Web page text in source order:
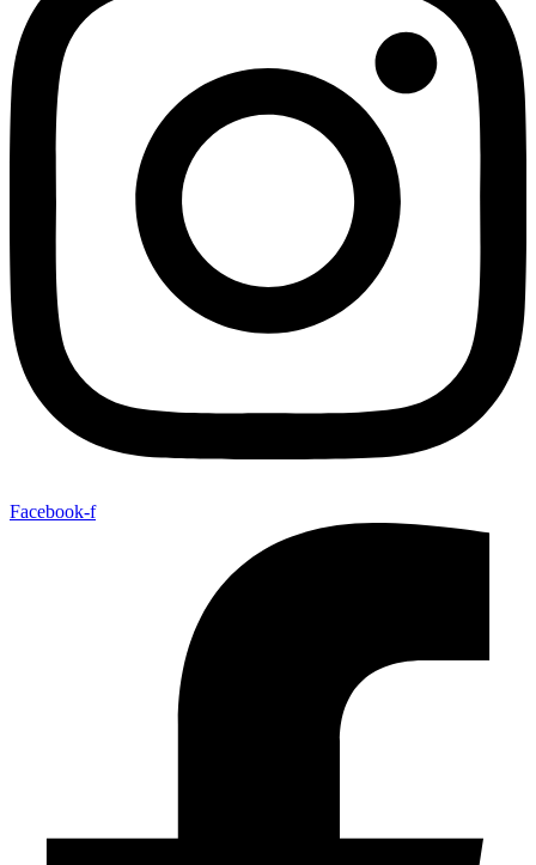
Facebook-f